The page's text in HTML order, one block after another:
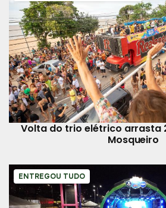
Volta do trio elétrico arrasta
Mosqueiro
ENTREGOU TUDO